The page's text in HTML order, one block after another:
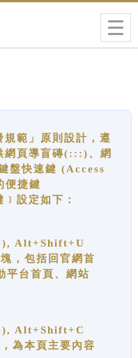
範」原則設計，遵
網頁導盲磚(:::)、網
盤快速鍵 (Access
便捷鍵
設定如下：
Alt+Shift+U
，包括回官網首
平台首頁、網站
Alt+Shift+C
為本頁主要內容